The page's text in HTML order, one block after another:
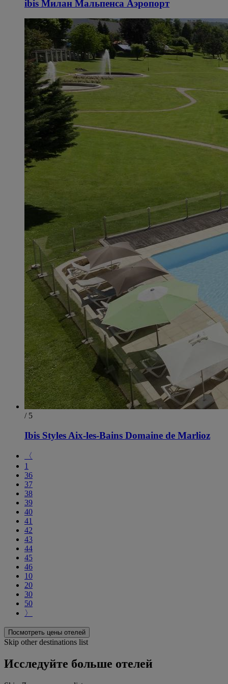
ibis Милан Мальпенса Аэропорт
/ 5
Ibis Styles Aix-les-Bains Domaine de Marlioz
〈
1
36
37
38
39
40
41
42
43
44
45
46
10
20
30
50
〉
Посмотреть цены отелей
Skip other destinations list
Исследуйте больше отелей